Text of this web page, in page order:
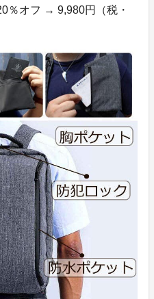
％オフ → 9,980円（税・